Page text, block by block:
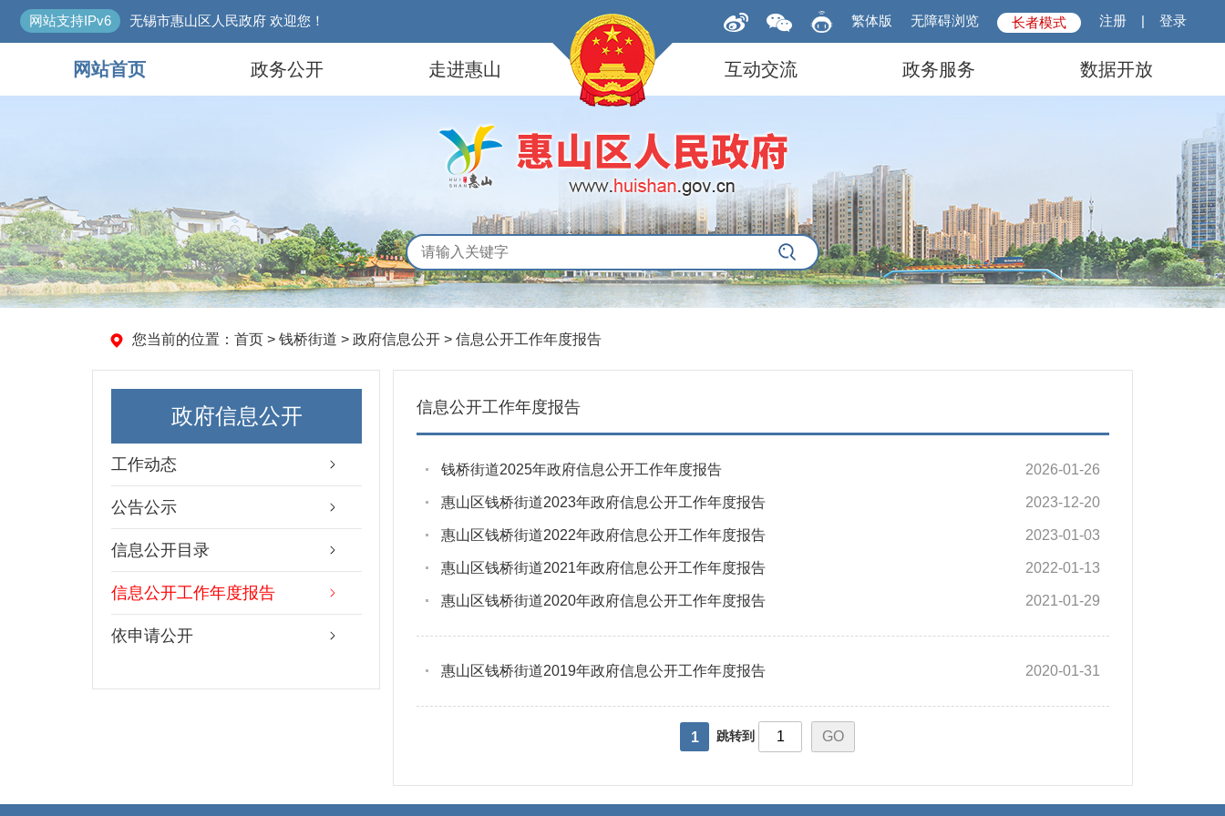
网站支持IPv6 无锡市惠山区人民政府 欢迎您！ 繁体版 无障碍浏览 长者模式 注册 | 登录
网站首页 政务公开 走进惠山 互动交流 政务服务 数据开放
您当前的位置： 首页 > 钱桥街道 > 政府信息公开 > 信息公开工作年度报告
政府信息公开
工作动态
公告公示
信息公开目录
信息公开工作年度报告
依申请公开
信息公开工作年度报告
2026-01-26
钱桥街道2025年政府信息公开工作年度报告
2023-12-20
惠山区钱桥街道2023年政府信息公开工作年度报告
2023-01-03
惠山区钱桥街道2022年政府信息公开工作年度报告
2022-01-13
惠山区钱桥街道2021年政府信息公开工作年度报告
2021-01-29
惠山区钱桥街道2020年政府信息公开工作年度报告
2020-01-31
惠山区钱桥街道2019年政府信息公开工作年度报告
1 跳转到